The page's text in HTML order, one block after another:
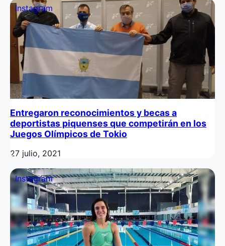
Instagram
Entregaron reconocimientos y becas a
deportistas piquenses que competirán en los
Juegos Olímpicos de Tokio
27 julio, 2021
Instagram